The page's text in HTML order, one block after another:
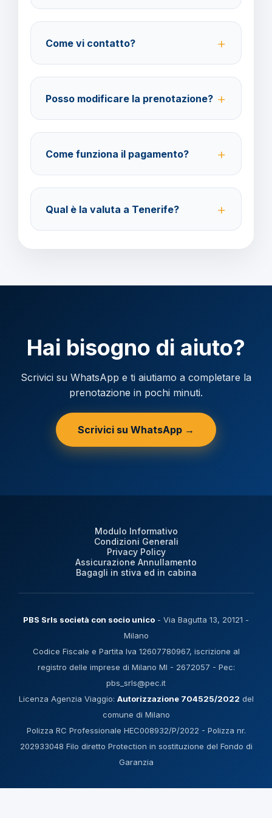
consigliate per coprire spese mediche e
cancellazione viaggio.
Come vi contatto?
amministrazione@barbaviaggi.it, o tramite il sito
barbaviaggi.it.
Posso modificare la prenotazione?
prima della partenza con un costo di 70 euro a
modifica.
Come funziona il pagamento?
Acconto del 40% alla prenotazione, saldo 30 giorni
prima della partenza.
Qual è la valuta a Tenerife?
Hai bisogno di aiuto?
Scrivici su WhatsApp e ti aiutiamo a completare la
prenotazione in pochi minuti.
Scrivici su WhatsApp →
Modulo Informativo
Condizioni Generali
Privacy Policy
Assicurazione Annullamento
Bagagli in stiva ed in cabina
PBS Srls società con socio unico - Via Bagutta 13, 20121 -
Milano
Codice Fiscale e Partita Iva 12607780967, iscrizione al
registro delle imprese di Milano MI - 2672057 - Pec:
pbs_srls@pec.it
Licenza Agenzia Viaggio: Autorizzazione 704525/2022 del
comune di Milano
Polizza RC Professionale HEC008932/P/2022 - Polizza nr.
202933048 Filo diretto Protection in sostituzione del Fondo di
Garanzia